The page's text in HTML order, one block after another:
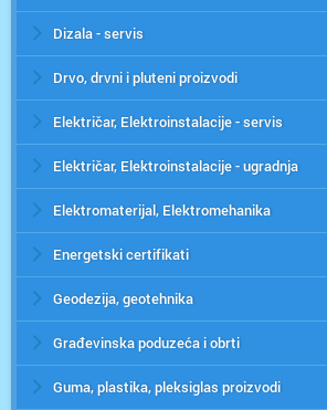
Dizala - servis
Drvo, drvni i pluteni proizvodi
Električar, Elektroinstalacije - servis
Električar, Elektroinstalacije - ugradnja
Elektromaterijal, Elektromehanika
Energetski certifikati
Geodezija, geotehnika
Građevinska poduzeća i obrti
Guma, plastika, pleksiglas proizvodi